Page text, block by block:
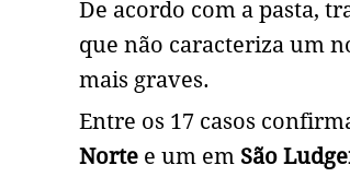
De acordo com a pasta,
que não caracteriza um
mais graves.
Entre os 17 casos
Norte e um em São